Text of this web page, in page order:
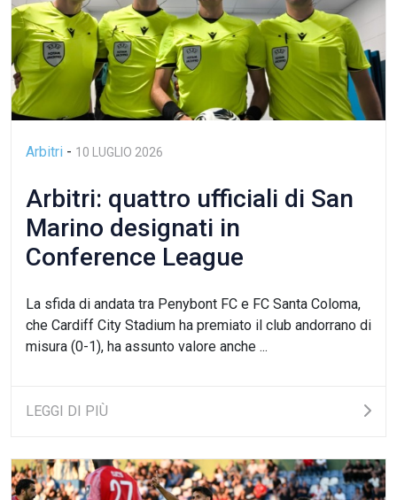
Arbitri - 10 LUGLIO 2026
Arbitri: quattro ufficiali di San
Marino designati in
Conference League
La sfida di andata tra Penybont FC e FC Santa Coloma,
che Cardiff City Stadium ha premiato il club andorrano di
misura (0-1), ha assunto valore anche ...
LEGGI DI PIÙ